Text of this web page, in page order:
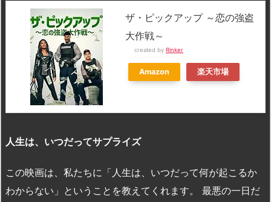
ザ・ピックアップ ～恋の強盗
大作戦～
created by Rinker
Amazon 楽天市場
人生は、いつだってサプライズ
この映画は、私たちに「人生は、いつだって何が起こるか
わからない」ということを教えてくれます。 最悪の一日だ